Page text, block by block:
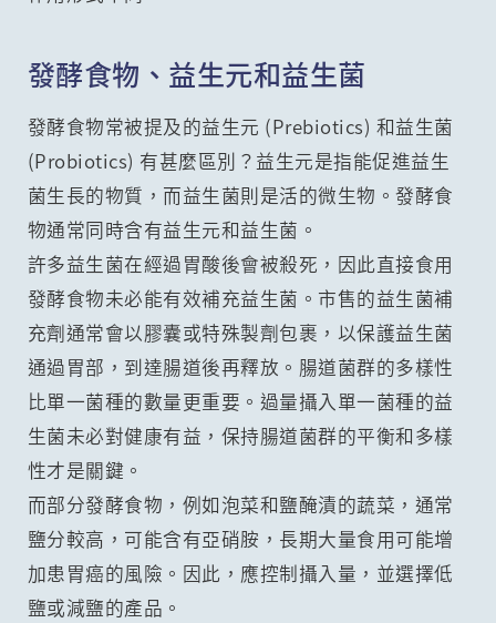
發酵食物、益生元和益生菌
發酵食物常被提及的益生元 (Prebiotics) 和益生菌
(Probiotics) 有甚麼區別？益生元是指能促進益生
菌生長的物質，而益生菌則是活的微生物。發酵食
物通常同時含有益生元和益生菌。
許多益生菌在經過胃酸後會被殺死，因此直接食用
發酵食物未必能有效補充益生菌。市售的益生菌補
充劑通常會以膠囊或特殊製劑包裹，以保護益生菌
通過胃部，到達腸道後再釋放。腸道菌群的多樣性
比單一菌種的數量更重要。過量攝入單一菌種的益
生菌未必對健康有益，保持腸道菌群的平衡和多樣
性才是關鍵。
而部分發酵食物，例如泡菜和鹽醃漬的蔬菜，通常
鹽分較高，可能含有亞硝胺，長期大量食用可能增
加患胃癌的風險。因此，應控制攝入量，並選擇低
鹽或減鹽的產品。